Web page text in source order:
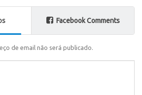
Facebook Comments
de email não será publicado.